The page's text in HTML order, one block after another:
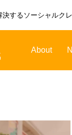
するソーシャルク
About